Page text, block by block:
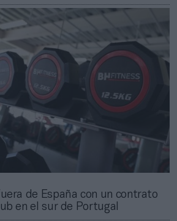
de España con un contrato
en el sur de Portugal